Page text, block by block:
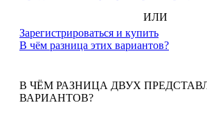
ИЛИ
Зарегистрироваться и купить
В чём разница этих вариантов?
В ЧЁМ РАЗНИЦА ДВУХ
ВАРИАНТОВ?